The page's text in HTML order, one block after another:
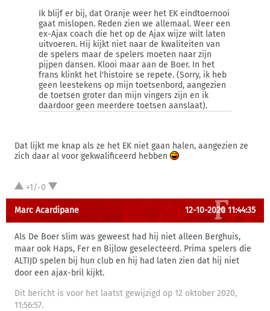
Ik blijf er bij, dat Oranje weer het EK eindtoernooi
gaat mislopen. Reden zien we allemaal. Weer een
ex-Ajax coach die het op de Ajax wijze wilt laten
uitvoeren. Hij kijkt niet naar de kwaliteiten van
de spelers maar de spelers moeten naar zijn
pijpen dansen. Klooi maar aan de Boer. In het
frans klinkt het l'histoire se repete. (Sorry, ik heb
geen leestekens op mijn toetsenbord, aangezien
de toetsen groter dan mijn vingers zijn en ik
daardoor geen meerdere toetsen aanslaat).
Dat lijkt me knap als ze het EK niet gaan halen, aangezien ze
zich daar al voor gekwalificeerd hebben
+1/-0
Marc Acardipane 12-10-2020 11:44:35
Als De Boer slim was geweest had hij niet alleen Berghuis,
maar ook Haps, Fer en Bijlow geselecteerd. Prima spelers die
ALTIJD spelen bij hun club en hij had laten zien dat hij niet
door een ajax-bril kijkt.
Dit bericht is voor het laatst gewijzigd op 12 oktober 2020,
11:56:57.